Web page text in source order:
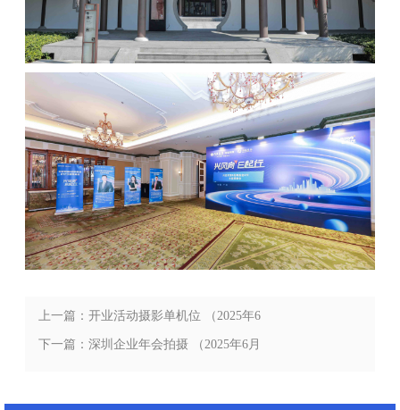
上一篇：开业活动摄影单机位 （2025年6
月最新分享）
下一篇：深圳企业年会拍摄 （2025年6月